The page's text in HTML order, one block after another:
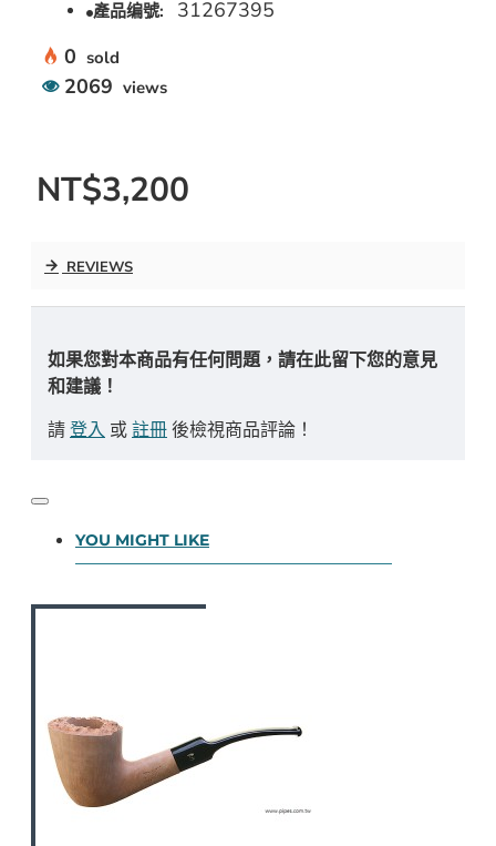
產品编號:
31267395
0 sold
2069 views
NT$3,200
REVIEWS
如果您對本商品有任何問題，請在此留下您的意見
和建議！
請登入 或註冊後檢視商品評論！
YOU MIGHT LIKE